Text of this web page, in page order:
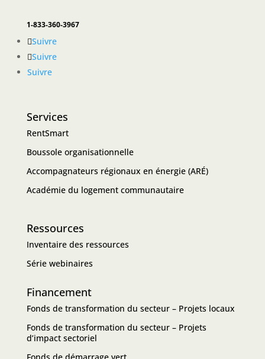
1-833-360-3967
Suivre
Suivre
Suivre
Services
RentSmart
Boussole organisationnelle
Accompagnateurs régionaux en énergie (ARÉ)
Académie du logement communautaire
Ressources
Inventaire des ressources
Série webinaires
Financement
Fonds de transformation du secteur – Projets locaux
Fonds de transformation du secteur – Projets
d’impact sectoriel